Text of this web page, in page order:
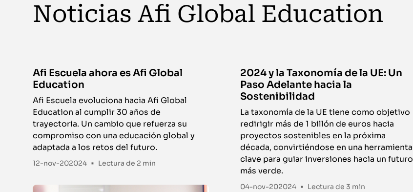
Noticias Afi Global Education
Afi Escuela ahora es Afi Global
Education
Afi Escuela evoluciona hacia Afi Global
Education al cumplir 30 años de
trayectoria. Un cambio que refuerza su
compromiso con una educación global y
adaptada a los retos del futuro.
12-nov-202024 • Lectura de 2 min
2024 y la Taxonomía de la UE: Un
Paso Adelante hacia la
Sostenibilidad
La taxonomía de la UE tiene como objetivo
redirigir más de 1 billón de euros hacia
proyectos sostenibles en la próxima
década, convirtiéndose en una herramienta
clave para guiar inversiones hacia un futuro
más verde.
04-nov-202024 • Lectura de 3 min